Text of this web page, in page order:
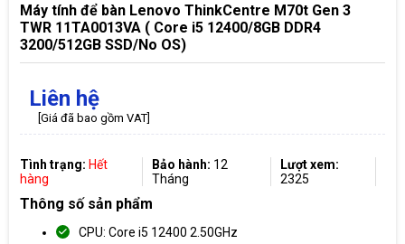
Máy tính để bàn Lenovo ThinkCentre M70t Gen 3
TWR 11TA0013VA ( Core i5 12400/8GB DDR4
3200/512GB SSD/No OS)
Liên hệ
[Giá đã bao gồm VAT]
Tình trạng: Hết
hàng
Bảo hành: 12
Tháng
Lượt xem:
2325
Thông số sản phẩm
CPU: Core i5 12400 2.50GHz